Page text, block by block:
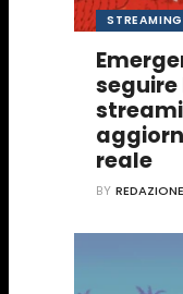
STREAMING
reale
BYREDAZIONE